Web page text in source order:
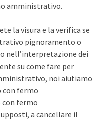
amministrativo.
la visura e la verifica se
pignoramento o
nell’interpretazione dei
su come fare per
noi aiutiamo
fermo
con fermo
a cancellare il